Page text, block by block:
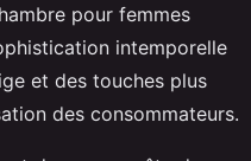
pour femmes
intemporelle
et des touches plus
des consommateurs.